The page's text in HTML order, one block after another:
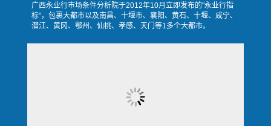
广西永业行市场条件分析院于2012年10月立即发布的"永业行指
标"，包裹大都市以及南昌、十堰市、襄阳、黄石、十堰、咸宁、
潜江、黄冈、鄂州、仙桃、孝感、天门等1多个大都市。